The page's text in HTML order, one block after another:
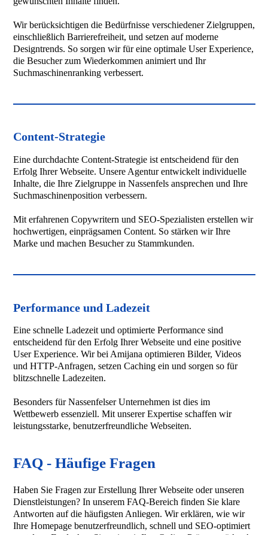
Wir berücksichtigen die Bedürfnisse verschiedener Zielgruppen,
einschließlich Barrierefreiheit, und setzen auf moderne
Designtrends. So sorgen wir für eine optimale User Experience,
die Besucher zum Wiederkommen animiert und Ihr
Suchmaschinenranking verbessert.
Content-Strategie
Eine durchdachte Content-Strategie ist entscheidend für den
Erfolg Ihrer Webseite. Unsere Agentur entwickelt individuelle
Inhalte, die Ihre Zielgruppe in Nassenfels ansprechen und Ihre
Suchmaschinenposition verbessern.
Mit erfahrenen Copywritern und SEO-Spezialisten erstellen wir
hochwertigen, einprägsamen Content. So stärken wir Ihre
Marke und machen Besucher zu Stammkunden.
Performance und Ladezeit
Eine schnelle Ladezeit und optimierte Performance sind
entscheidend für den Erfolg Ihrer Webseite und eine positive
User Experience. Wir bei Amijana optimieren Bilder, Videos
und HTTP-Anfragen, setzen Caching ein und sorgen so für
blitzschnelle Ladezeiten.
Besonders für Nassenfelser Unternehmen ist dies im
Wettbewerb essenziell. Mit unserer Expertise schaffen wir
leistungsstarke, benutzerfreundliche Webseiten.
FAQ - Häufige Fragen
Haben Sie Fragen zur Erstellung Ihrer Webseite oder unseren
Dienstleistungen? In unserem FAQ-Bereich finden Sie klare
Antworten auf die häufigsten Anliegen. Wir erklären, wie wir
Ihre Homepage benutzerfreundlich, schnell und SEO-optimiert